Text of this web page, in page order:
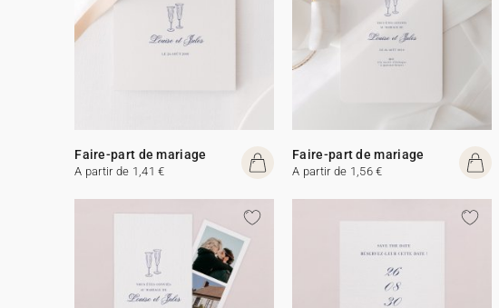
Faire-part de mariage
A partir de 1,41 €
Faire-part de mariage
A partir de 1,56 €